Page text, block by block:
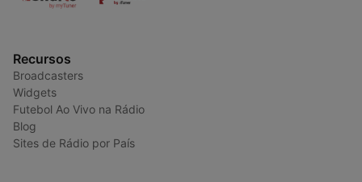
Recursos
Broadcasters
Widgets
Futebol Ao Vivo na Rádio
Blog
Sites de Rádio por País